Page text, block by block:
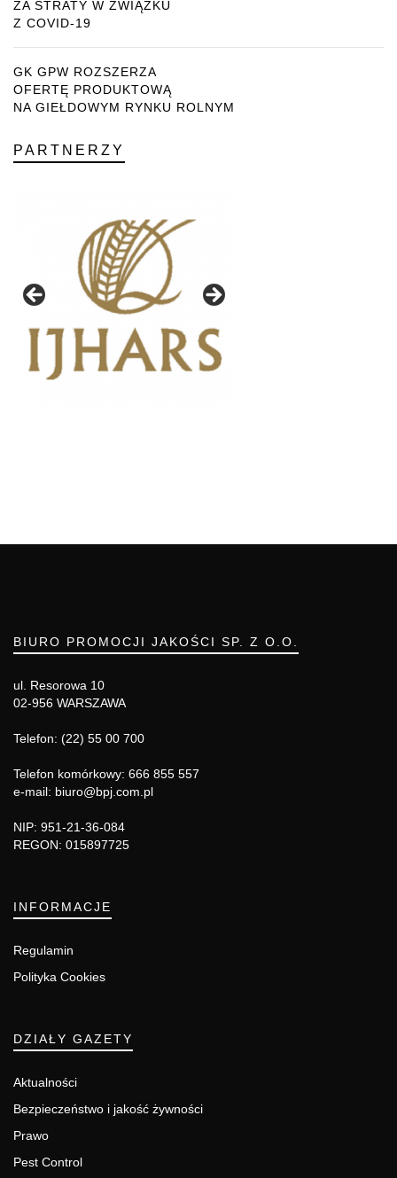
ZA STRATY W ZWIĄZKU
Z COVID-19
GK GPW ROZSZERZA
OFERTĘ PRODUKTOWĄ
NA GIEŁDOWYM RYNKU ROLNYM
PARTNERZY
BIURO PROMOCJI JAKOŚCI SP. Z O.O.
ul. Resorowa 10
02-956 WARSZAWA
Telefon: (22) 55 00 700
Telefon komórkowy: 666 855 557
e-mail: biuro@bpj.com.pl
NIP: 951-21-36-084
REGON: 015897725
INFORMACJE
Regulamin
Polityka Cookies
DZIAŁY GAZETY
Aktualności
Bezpieczeństwo i jakość żywności
Prawo
Pest Control